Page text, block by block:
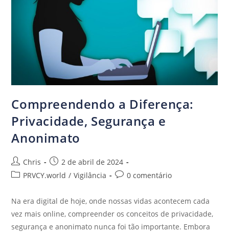
Compreendendo a Diferença:
Privacidade, Segurança e
Anonimato
Chris
2 de abril de 2024
PRVCY.world / Vigilância 0 comentário
Na era digital de hoje, onde nossas vidas acontecem cada
vez mais online, compreender os conceitos de privacidade,
segurança e anonimato nunca foi tão importante. Embora